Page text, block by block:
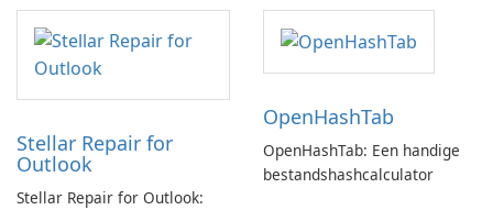
Stellar Repair for
Outlook
Stellar Repair for Outlook:
OpenHashTab
OpenHashTab: Een handige
bestandshashcalculator